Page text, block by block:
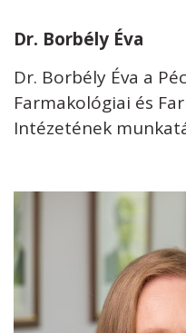
Dr. Borbély Éva
Dr. Borbély Éva a
Farmakológiai és
Intézetének